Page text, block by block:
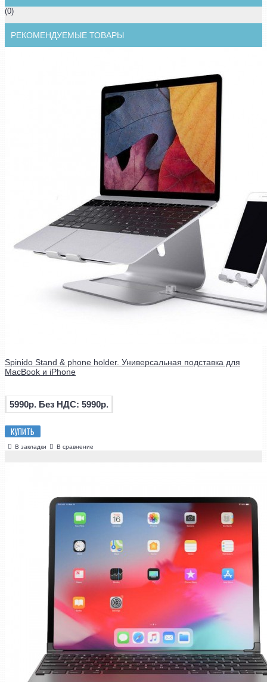
(0)
РЕКОМЕНДУЕМЫЕ ТОВАРЫ
Spinido Stand & phone holder. Универсальная подставка для
MacBook и iPhone
5990р. Без НДС: 5990р.
КУПИТЬ
В закладки В сравнение